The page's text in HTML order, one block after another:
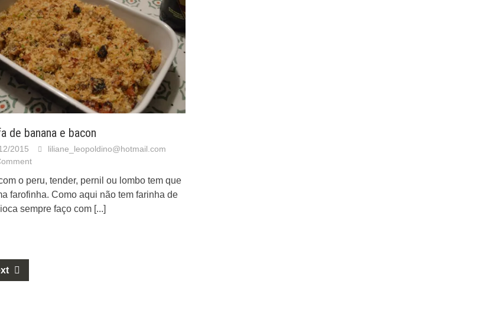
de banana e bacon
2015
liliane_leopoldino@hotmail.com
o peru, tender, pernil ou lombo tem que
farofinha. Como aqui não tem farinha de
sempre faço com [...]